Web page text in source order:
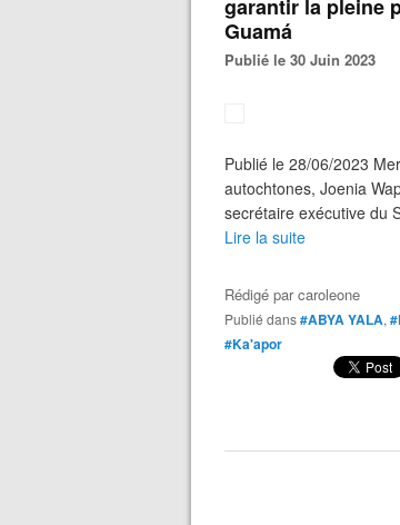
garantir la pleine
Guamá
Publié le 30 Juin 2023
Publié le 28/06/2023
autochtones, Joenia
secrétaire exécutive du
Lire la suite
Rédigé parcaroleone
Publié dans#ABYA YALA,
#Ka'apor